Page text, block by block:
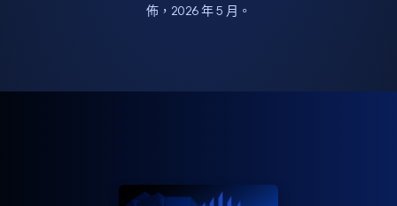
佈，2026 年 5 月。